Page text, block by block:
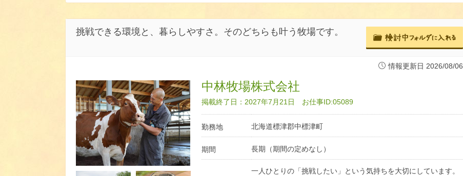
挑戦できる環境と、暮らしやすさ。そのどちらも叶う牧場です。
情報更新日 2026/08/06
中林牧場株式会社
掲載終了日：2027年7月21日 お仕事ID:05089
勤務地 北海道標津郡中標津町
期間 長期（期間の定めなし）
一人ひとりの「挑戦したい」という気持ちを大切にしています。